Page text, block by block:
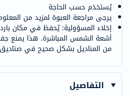
يُستخدَم حسب الحاجة
يرجى مراجعة العبوة لمزيد من
إخلاء المسؤولية: يُحفظ في مكان
أشعة الشمس المباشرة. هذا يمنع
من المناديل بشكل صحيح في صناديق
التفاصيل